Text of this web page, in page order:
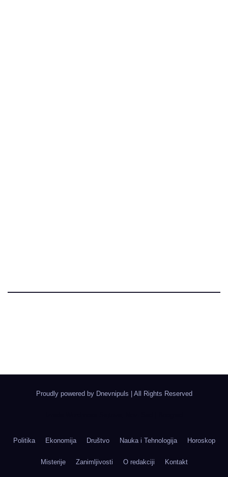
Proudly powered by Dnevnipuls | All Rights Reserved
Politika Ekonomija Društvo Nauka i Tehnologija Horoskop
Misterije Zanimljivosti O redakciji Kontakt